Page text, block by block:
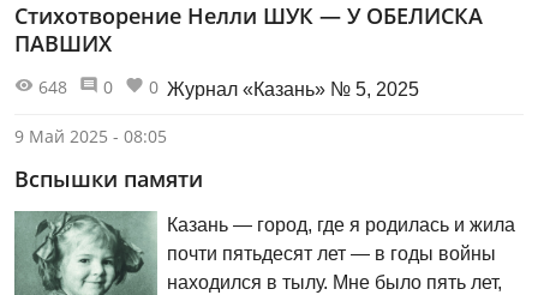
РТ Зиля Рахимьяновна ВАЛЕЕВА,
«Государственный историко-
Стихотворение Нелли ШУК — У ОБЕЛИСКА
ПАВШИХ
Журнал «Казань» № 5, 2025
648 0 0
9 Май 2025 - 08:05
Вспышки памяти
Казань — город, где я родилась и жила
почти пятьдесят лет — в годы войны
находился в тылу. Мне было пять лет,